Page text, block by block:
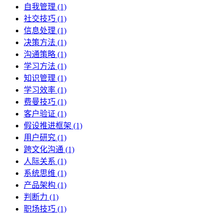
自我管理 (1)
社交技巧 (1)
信息处理 (1)
决策方法 (1)
沟通策略 (1)
学习方法 (1)
知识管理 (1)
学习效率 (1)
费曼技巧 (1)
客户验证 (1)
假设推进框架 (1)
用户研究 (1)
跨文化沟通 (1)
人际关系 (1)
系统思维 (1)
产品架构 (1)
判断力 (1)
职场技巧 (1)